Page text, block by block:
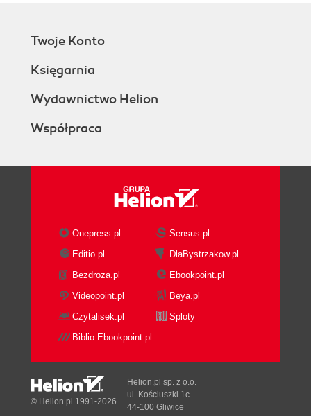
Twoje Konto
Księgarnia
Wydawnictwo Helion
Współpraca
Onepress.pl
Sensus.pl
Editio.pl
DlaBystrzakow.pl
Bezdroza.pl
Ebookpoint.pl
Videopoint.pl
Beya.pl
Czytalisek.pl
Sploty
Biblio.Ebookpoint.pl
© Helion.pl 1991-2026
Helion.pl sp. z o.o.
ul. Kościuszki 1c
44-100 Gliwice